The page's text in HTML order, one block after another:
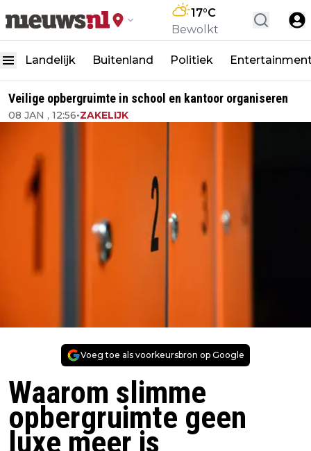
17°C
Bewolkt
Landelijk Buitenland Politiek
Veilige opbergruimte in school en kantoor organiseren
08 JAN , 12:56•ZAKELIJK
Voeg toe als voorkeursbron op Google
Waarom slimme
opbergruimte geen
luxe meer is